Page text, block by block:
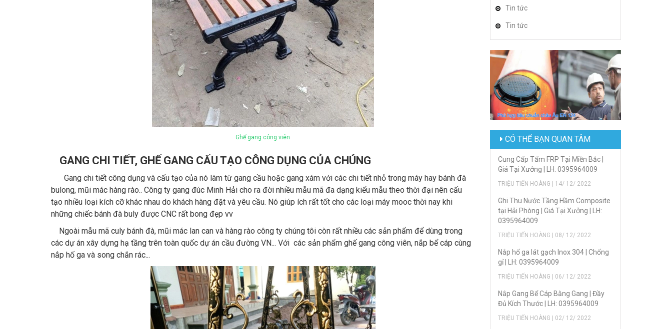
Ghế gang công viên
GANG CHI TIẾT, GHẾ GANG CẤU TẠO CÔNG DỤNG CỦA CHÚNG
Gang chi tiết công dụng và cấu tạo của nó làm từ gang cầu hoặc gang xám với các chi tiết nhỏ trong máy hay bánh đà
bulong, mũi mác hàng rào.. Công ty gang đúc Minh Hải cho ra đời nhiều mẫu mã đa dạng kiểu mẫu theo thời đại nên cấu
tạo nhiều loại kích cỡ khác nhau do khách hàng đặt và yêu cầu. Nó giúp ích rất tốt cho các loại máy mooc thời nay khi
những chiếc bánh đà buly được CNC rất bong đẹp vv
Ngoài mẫu mã culy bánh đà, mũi mác lan can và hàng rào công ty chúng tôi còn rất nhiều các sản phẩm để dùng trong
các dự án xây dựng hạ tầng trên toàn quốc dự án cầu đường VN... Với các sản phẩm ghế gang công viên, nắp bể cáp cùng
nắp hố ga và song chắn rác...
Tin tức
Tin tức
CÓ THỂ BẠN QUAN TÂM
Cung Cấp Tấm FRP Tại Miền Bắc |
Giá Tại Xưởng | LH: 0395964009
TRIỆU TIẾN HOÀNG | 14/ 12/ 2022
Ghi Thu Nước Tầng Hầm Composite
tại Hải Phòng | Giá Tại Xưởng | LH:
0395964009
TRIỆU TIẾN HOÀNG | 08/ 12/ 2022
Nắp hố ga lát gạch Inox 304 | Chống
gỉ | LH: 0395964009
TRIỆU TIẾN HOÀNG | 06/ 12/ 2022
Nắp Gang Bể Cáp Bằng Gang | Đầy
Đủ Kích Thước | LH: 0395964009
TRIỆU TIẾN HOÀNG | 02/ 12/ 2022